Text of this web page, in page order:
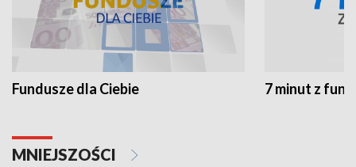
Fundusze dla Ciebie 7 minut z
MNIEJSZOŚCI